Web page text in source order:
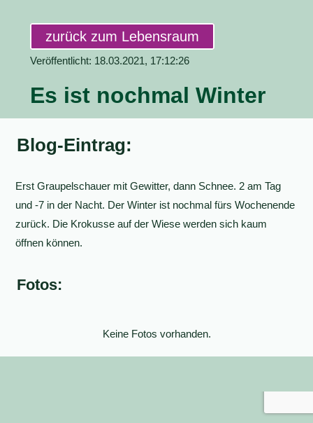
zurück zum Lebensraum
Veröffentlicht: 18.03.2021, 17:12:26
Es ist nochmal Winter
Blog-Eintrag:
Erst Graupelschauer mit Gewitter, dann Schnee. 2 am Tag
und -7 in der Nacht. Der Winter ist nochmal fürs Wochenende
zurück. Die Krokusse auf der Wiese werden sich kaum
öffnen können.
Fotos:
Keine Fotos vorhanden.